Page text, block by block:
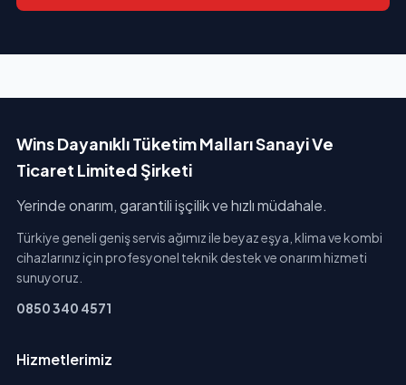
Wins Dayanıklı Tüketim Malları Sanayi Ve
Ticaret Limited Şirketi
Yerinde onarım, garantili işçilik ve hızlı müdahale.
Türkiye geneli geniş servis ağımız ile beyaz eşya, klima ve kombi
cihazlarınız için profesyonel teknik destek ve onarım hizmeti
sunuyoruz.
0850 340 4571
Hizmetlerimiz